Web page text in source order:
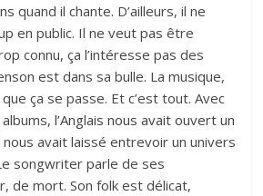
quand il chante. D’ailleurs, il ne
en public. Il ne veut pas être
connu, ça l’intéresse pas des
est dans sa bulle. La musique,
ça se passe. Et c’est tout. Avec
, l’Anglais nous avait ouvert un
nous avait laissé entrevoir un univers
songwriter parle de ses
de mort. Son folk est délicat,